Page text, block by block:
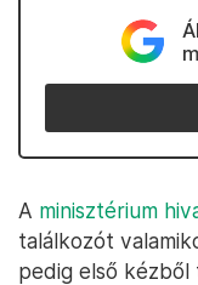
A minisztérium
találkozót
pedig első